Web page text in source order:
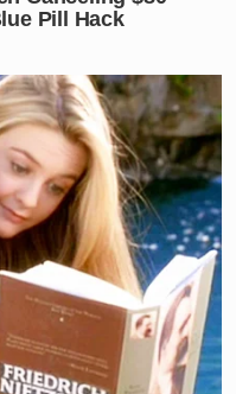
as ameaças. O
polêmicas, mas agora
criminais.
agiu de má fé e
Comenta aí!